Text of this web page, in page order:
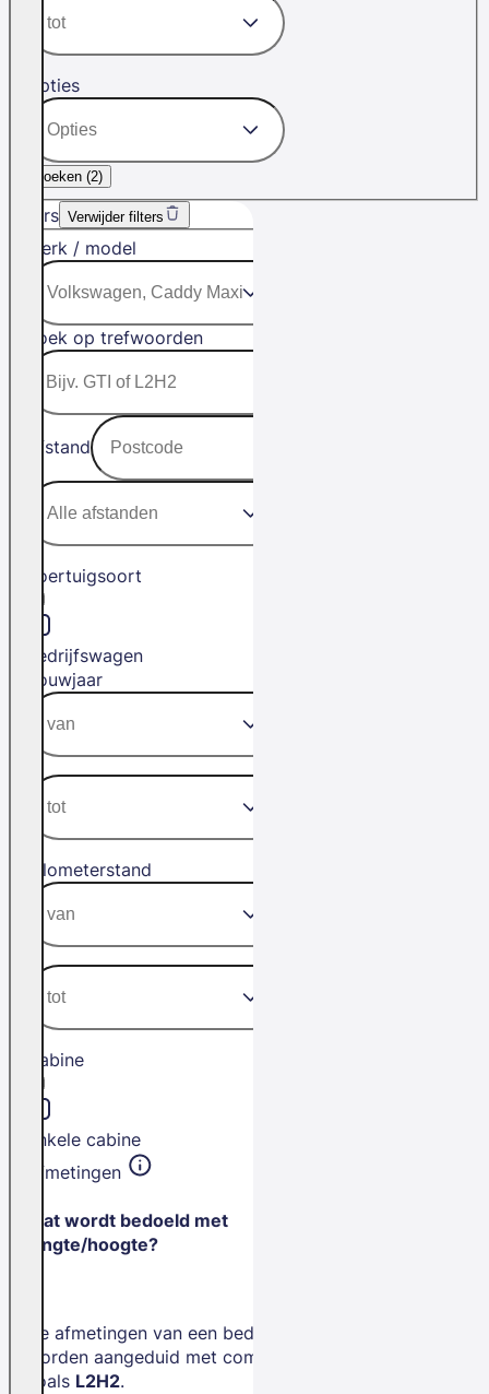
Opties
Zoeken (2)
Filters Verwijder filters
Merk / model
Zoek op trefwoorden
Afstand
Voertuigsoort
Bedrijfswagen
Bouwjaar
Kilometerstand
Cabine
Enkele cabine
Afmetingen
Wat wordt bedoeld met
lengte/hoogte?
De afmetingen van een bedrijfswagen
worden aangeduid met combinaties
zoals L2H2.